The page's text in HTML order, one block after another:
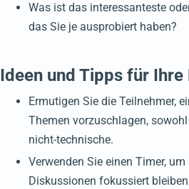
Was ist das interessanteste
das Sie je ausprobiert haben?
Ideen und Tipps für
Ermutigen Sie die Teilnehmer,
Themen vorzuschlagen,
nicht-technische.
Verwenden Sie einen Timer,
Diskussionen fokussiert